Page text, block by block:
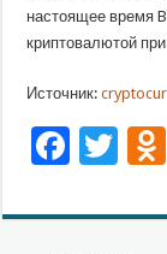
настоящее время
криптовалютой
Источник: